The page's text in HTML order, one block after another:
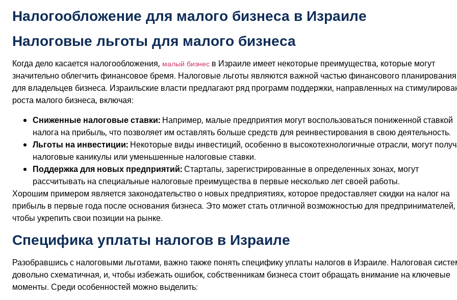
Налогообложение для малого бизнеса в Израиле
Налоговые льготы для малого бизнеса
Когда дело касается налогообложения, малый бизнес в Израиле имеет некоторые преимущества, которые могут
значительно облегчить финансовое бремя. Налоговые льготы являются важной частью финансового планирования
для владельцев бизнеса. Израильские власти предлагают ряд программ поддержки, направленных на
роста малого бизнеса, включая:
Сниженные налоговые ставки: Например, малые предприятия могут воспользоваться пониженной ставкой
налога на прибыль, что позволяет им оставлять больше средств для реинвестирования в свою деятельность.
Льготы на инвестиции: Некоторые виды инвестиций, особенно в высокотехнологичные отрасли, могут
налоговые каникулы или уменьшенные налоговые ставки.
Поддержка для новых предприятий:Стартапы, зарегистрированные в определенных зонах, могут
рассчитывать на специальные налоговые преимущества в первые несколько лет своей работы.
Хорошим примером является законодательство о новых предприятиях, которое предоставляет скидки на налог на
прибыль в первые года после основания бизнеса. Это может стать отличной возможностью для предпринимателей,
чтобы укрепить свои позиции на рынке.
Специфика уплаты налогов в Израиле
Разобравшись с налоговыми льготами, важно также понять специфику уплаты налогов в Израиле. Налоговая
довольно схематичная, и, чтобы избежать ошибок, собственникам бизнеса стоит обращать внимание на ключевые
моменты. Среди особенностей можно выделить: